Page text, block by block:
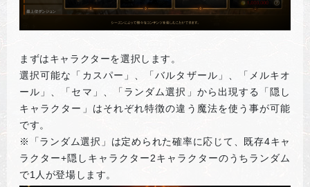
まずはキャラクターを選択します。
選択可能な「カスパー」、「バルタザール」、「メルキオ
ール」、「セマ」、「ランダム選択」から出現する「隠し
キャラクター」はそれぞれ特徴の違う魔法を使う事が可能
です。
※「ランダム選択」は定められた確率に応じて、既存4キャ
ラクター+隠しキャラクター2キャラクターのうちランダム
で1人が登場します。